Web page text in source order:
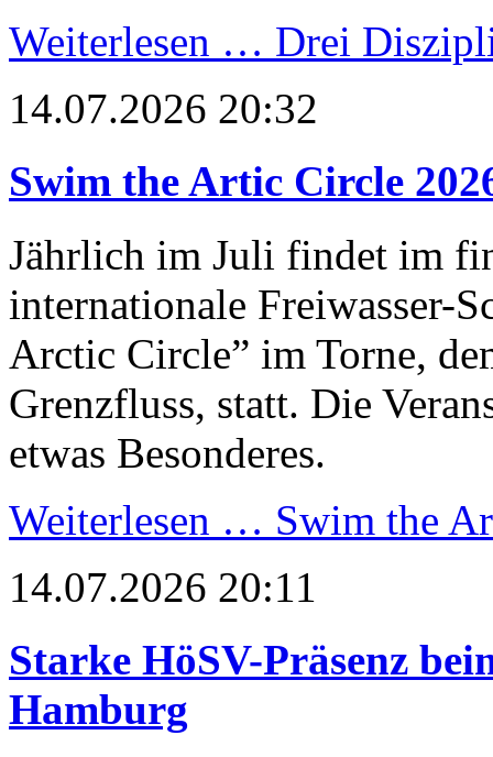
Weiterlesen … Drei
14.07.2026 20:32
Swim the Artic Circle
Jährlich im Juli findet im
internationale Freiwasser-
Arctic Circle” im Torne,
Grenzfluss, statt. Die
etwas Besonderes.
Weiterlesen … Swim the
14.07.2026 20:11
Starke HöSV-Präsenz
Hamburg